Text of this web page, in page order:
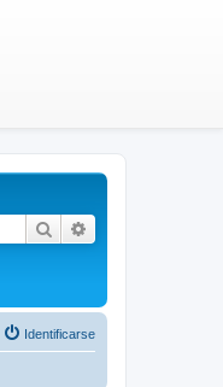
Buscar
Identificarse